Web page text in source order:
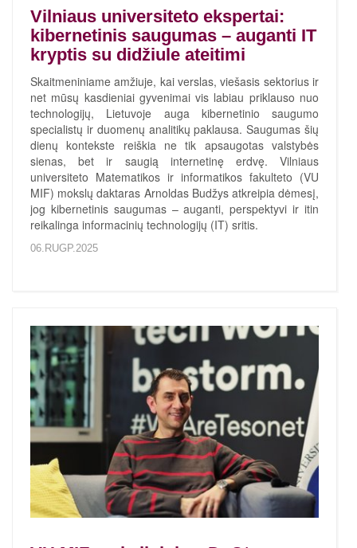
Vilniaus universiteto ekspertai:
kibernetinis saugumas – auganti IT
kryptis su didžiule ateitimi
Skaitmeniniame amžiuje, kai verslas, viešasis sektorius ir
net mūsų kasdieniai gyvenimai vis labiau priklauso nuo
technologijų, Lietuvoje auga kibernetinio saugumo
specialistų ir duomenų analitikų paklausa. Saugumas šių
dienų kontekste reiškia ne tik apsaugotas valstybės
sienas, bet ir saugią internetinę erdvę. Vilniaus
universiteto Matematikos ir informatikos fakulteto (VU
MIF) mokslų daktaras Arnoldas Budžys atkreipia dėmesį,
jog kibernetinis saugumas – auganti, perspektyvi ir itin
reikalinga informacinių technologijų (IT) sritis.
06.RUGP.2025